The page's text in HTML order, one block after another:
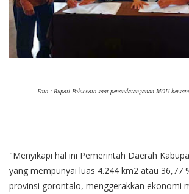
Foto : Bupati Pohuwato saat penandatanganan MOU
"Menyikapi hal ini Pemerintah Daerah
yang mempunyai luas 4.244 km2 atau 36,77
provinsi gorontalo, menggerakkan ekonomi